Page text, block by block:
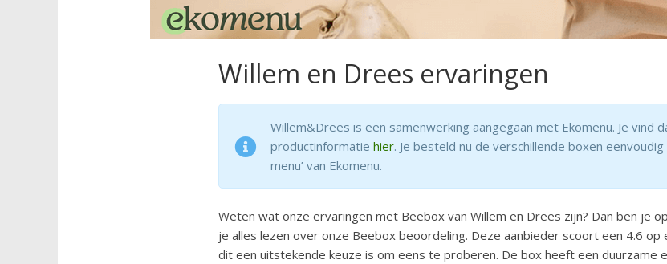
Willem en Drees ervaringen
Willem&Drees is een samenwerking aangegaan met Ekomenu. Je vind
productinformatie hier. Je besteld nu de verschillende boxen
menu’ van Ekomenu.
Weten wat onze ervaringen met Beebox van Willem en Drees zijn? Dan ben je
je alles lezen over onze Beebox beoordeling. Deze aanbieder scoort een 4.6 op
dit een uitstekende keuze is om eens te proberen. De box heeft een duurzame